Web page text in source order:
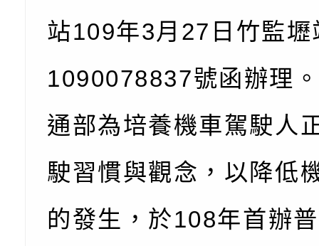
告條約專要文件及附
告
安全宣導標語播放表
宣導影像素材
檢送桃園市政府消防
宣導影片」宣導短片
載網址：
https://reurl.cc/
轉知本市特殊教育學
行為問題支持資源中
「桃園市114學年度
估人員魏氏五版寒假
梯次含複訓暨魏氏五
用分析培訓研習」之
函轉農業部酪農產業
乳相關宣導推廣圖卡
檢送桃園市政府LED
字稿及LCD託播影（
為提升兒少性剝削防
益，本府家庭暴力暨
治中心依常見案例製
站109年3月27日竹監壢
1090078837號函辦理
通部為培養機車駕駛人
駛習慣與觀念，以降低
的發生，於108年首辦